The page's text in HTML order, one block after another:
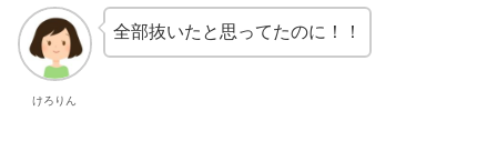
けろりん
全部抜いたと思ってたのに！！